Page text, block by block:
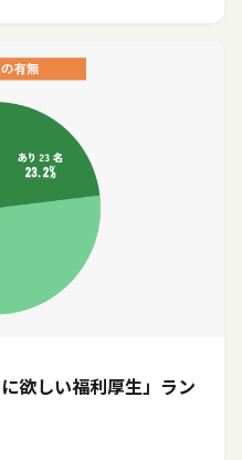
欲しい福利厚生」ラン